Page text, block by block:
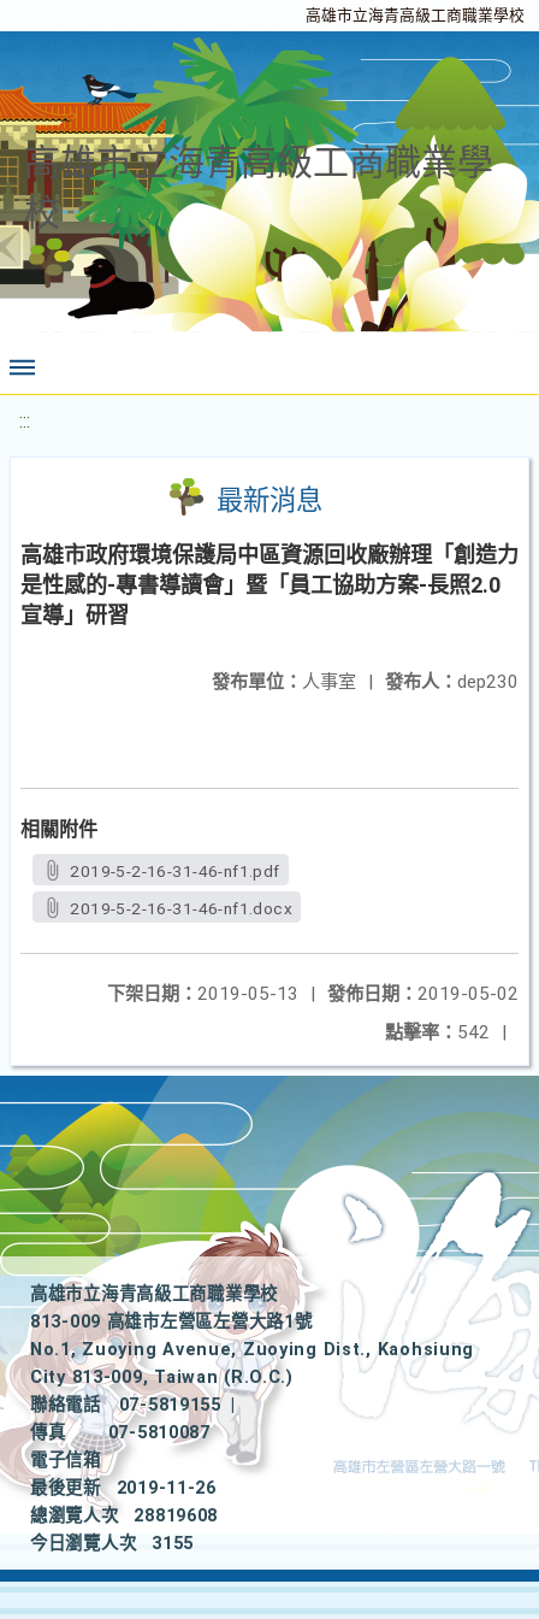
高雄市立海青高級工商職業學校
高雄市立海青高級工商職業學
校
:::
最新消息
高雄市政府環境保護局中區資源回收廠辦理「創造力
是性感的-專書導讀會」暨「員工協助方案-長照2.0
宣導」研習
發布人： dep230
發布單位： 人事室 |
相關附件
2019-5-2-16-31-46-nf1.pdf
2019-5-2-16-31-46-nf1.docx
發佈日期： 2019-05-02
下架日期： 2019-05-13
|
點擊率： 542 |
高雄市立海青高級工商職業學校
813-009 高雄市左營區左營大路1號
No.1, Zuoying Avenue, Zuoying Dist., Kaohsiung
City 813-009, Taiwan (R.O.C.)
聯絡電話
07-5819155
|
傳真
07-5810087
電子信箱
最後更新
2019-11-26
總瀏覽人次
28819608
今日瀏覽人次
3155